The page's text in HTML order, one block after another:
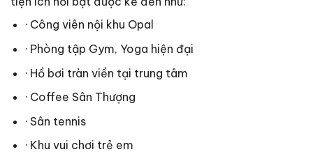
· Công viên nội khu Opal
· Phòng tập Gym, Yoga hiện đại
· Hồ bơi tràn viền tại trung tâm
· Coffee Sân Thượng
· Sân tennis
· Khu vui chơi trẻ em